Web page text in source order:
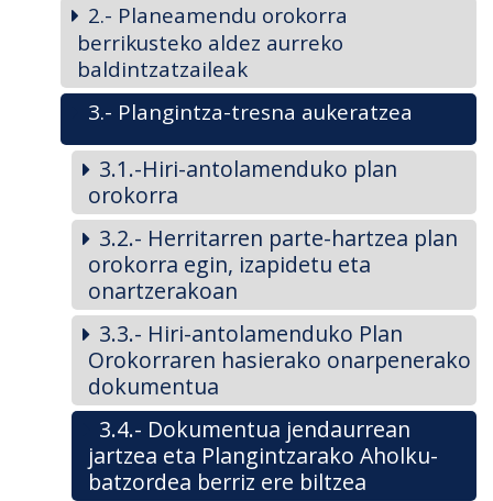
2.- Planeamendu orokorra
berrikusteko aldez aurreko
baldintzatzaileak
3.- Plangintza-tresna aukeratzea
3.1.-Hiri-antolamenduko plan
orokorra
3.2.- Herritarren parte-hartzea plan
orokorra egin, izapidetu eta
onartzerakoan
3.3.- Hiri-antolamenduko Plan
Orokorraren hasierako onarpenerako
dokumentua
3.4.- Dokumentua jendaurrean
jartzea eta Plangintzarako Aholku-
batzordea berriz ere biltzea